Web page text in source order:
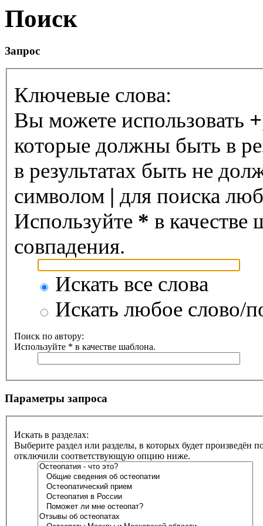
Поиск
Запрос
Ключевые слова:
Вы можете использовать +
которые должны быть в
в результатах быть не
символом | для поиска
Используйте * в качестве
совпадения.
Искать все слова
Искать любое слово/
Поиск по автору:
Используйте * в качестве шаблона.
Параметры запроса
Искать в разделах:
Выберите раздел или разделы, в которых будет произведён
отключили соответствующую опцию ниже.